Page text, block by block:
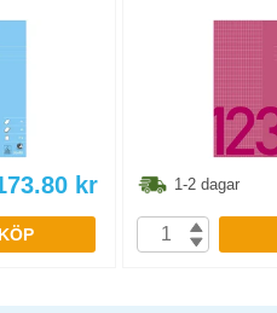
kr
KÖP
1-2 dagar